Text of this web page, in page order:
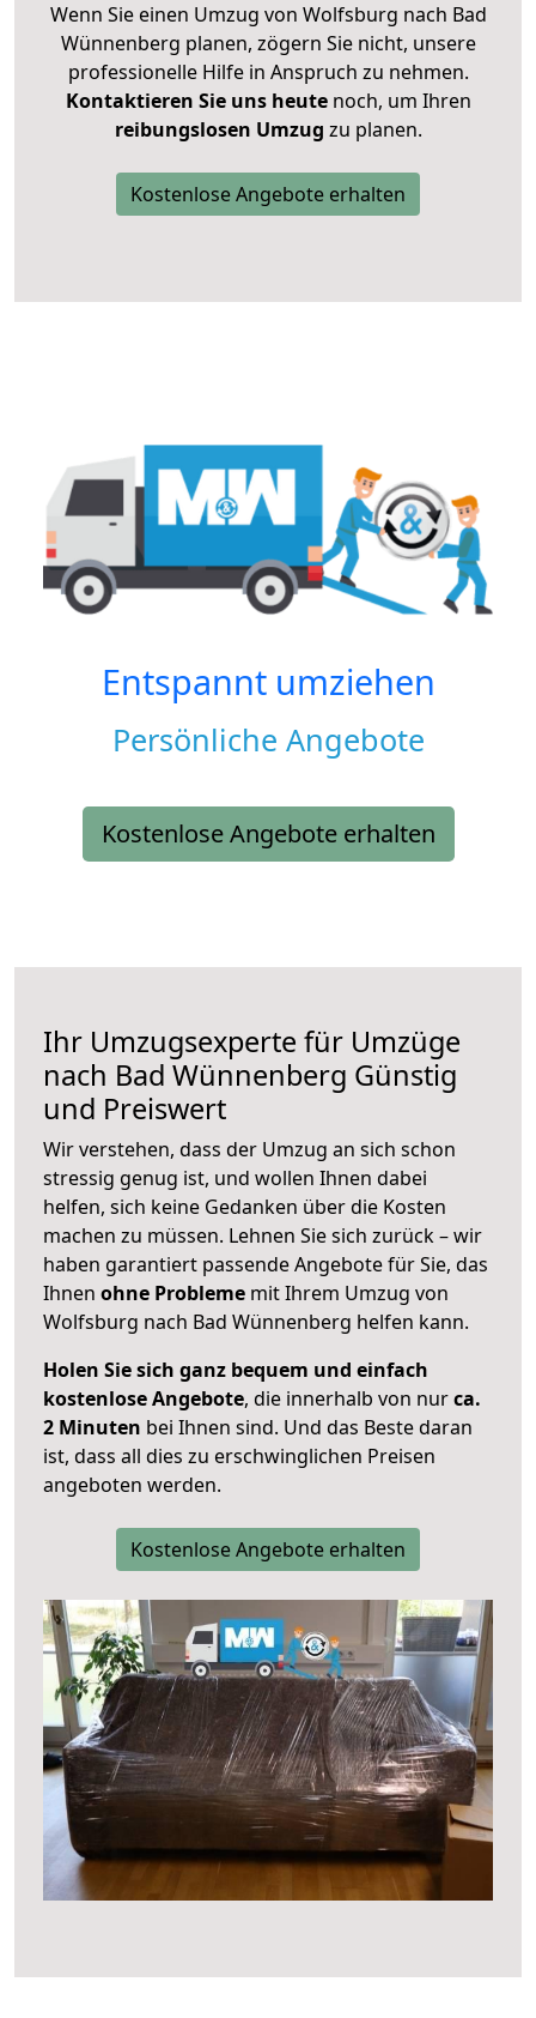
Wenn Sie einen Umzug von Wolfsburg nach Bad
Wünnenberg planen, zögern Sie nicht, unsere
professionelle Hilfe in Anspruch zu nehmen.
Kontaktieren Sie uns heutenoch, um Ihren
reibungslosen Umzug zu planen.
Kostenlose Angebote erhalten
Entspannt umziehen
Persönliche Angebote
Kostenlose Angebote erhalten
Ihr Umzugsexperte für Umzüge
nach Bad Wünnenberg Günstig
und Preiswert
Wir verstehen, dass der Umzug an sich schon
stressig genug ist, und wollen Ihnen dabei
helfen, sich keine Gedanken über die Kosten
machen zu müssen. Lehnen Sie sich zurück – wir
haben garantiert passende Angebote für Sie, das
Ihnen ohne Probleme mit Ihrem Umzug von
Wolfsburg nach Bad Wünnenberg helfen kann.
Holen Sie sich ganz bequem und einfach
kostenlose Angebote, die innerhalb von nurca.
2 Minuten bei Ihnen sind. Und das Beste daran
ist, dass all dies zu erschwinglichen Preisen
angeboten werden.
Kostenlose Angebote erhalten